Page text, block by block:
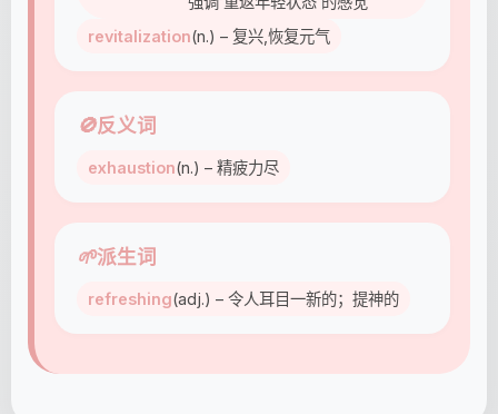
revitalization(n.) – 复兴,恢复元气
🚫反义词
exhaustion(n.) – 精疲力尽
🌱派生词
refreshing(adj.) – 令人耳目一新的；提神的